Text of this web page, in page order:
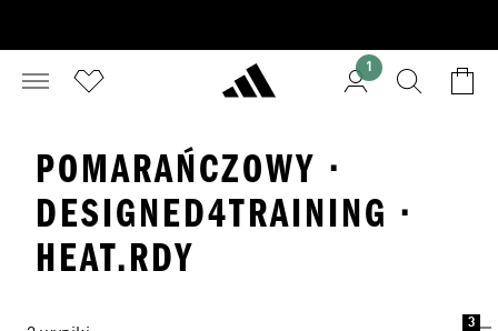
1
POMARAŃCZOWY ·
DESIGNED4TRAINING ·
HEAT.RDY
3